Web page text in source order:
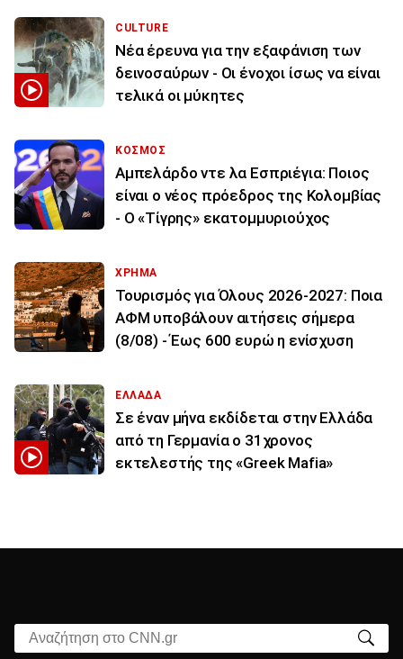
CULTURE
Νέα έρευνα για την εξαφάνιση των
δεινοσαύρων - Οι ένοχοι ίσως να είναι
τελικά οι μύκητες
ΚΟΣΜΟΣ
Αμπελάρδο ντε λα Εσπριέγια: Ποιος
είναι ο νέος πρόεδρος της Κολομβίας
- Ο «Τίγρης» εκατομμυριούχος
ΧΡΗΜΑ
Τουρισμός για Όλους 2026-2027: Ποια
ΑΦΜ υποβάλουν αιτήσεις σήμερα
(8/08) - Έως 600 ευρώ η ενίσχυση
ΕΛΛΑΔΑ
Σε έναν μήνα εκδίδεται στην Ελλάδα
από τη Γερμανία ο 31χρονος
εκτελεστής της «Greek Mafia»
Αναζήτηση στο CNN.gr